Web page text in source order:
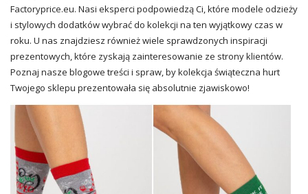
Factoryprice.eu. Nasi eksperci podpowiedzą Ci, które modele odzieży
i stylowych dodatków wybrać do kolekcji na ten wyjątkowy czas w
roku. U nas znajdziesz również wiele sprawdzonych inspiracji
prezentowych, które zyskają zainteresowanie ze strony klientów.
Poznaj nasze blogowe treści i spraw, by kolekcja świąteczna hurt
Twojego sklepu prezentowała się absolutnie zjawiskowo!